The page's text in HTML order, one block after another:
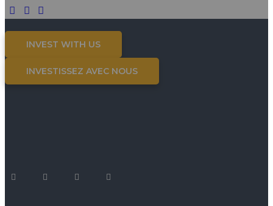
INVEST WITH US
INVESTISSEZ AVEC NOUS